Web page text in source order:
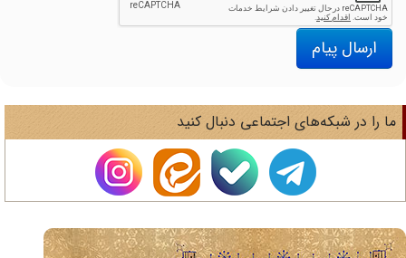
ارسال پیام
را در شبکه‌های اجتماعی دنبال کنید